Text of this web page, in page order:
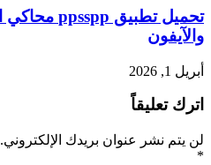
والآيفون
أبريل 1, 2026
اترك تعليقاً
لن يتم نشر عنوان بريدك الإلكتروني.
*